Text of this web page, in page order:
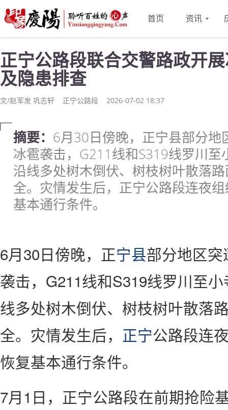
首页 资讯
正宁公路段联合交警路政开
及隐患排查
文/赵军发 巩志轩 正宁公路段 2026-07-02 18:37
摘要： 6月30日傍晚，正宁县部分地
冰雹袭击，G211线和S319线罗川
沿线多处树木倒伏、树枝树叶散落
全。灾情发生后，正宁公路段连夜
基本通行条件。
6月30日傍晚，正宁县部分地区
袭击，G211线和S319线罗川至
线多处树木倒伏、树枝树叶散落
全。灾情发生后， 正宁公路段连
恢复基本通行条件。
7月1日，正宁公路段在前期抢险